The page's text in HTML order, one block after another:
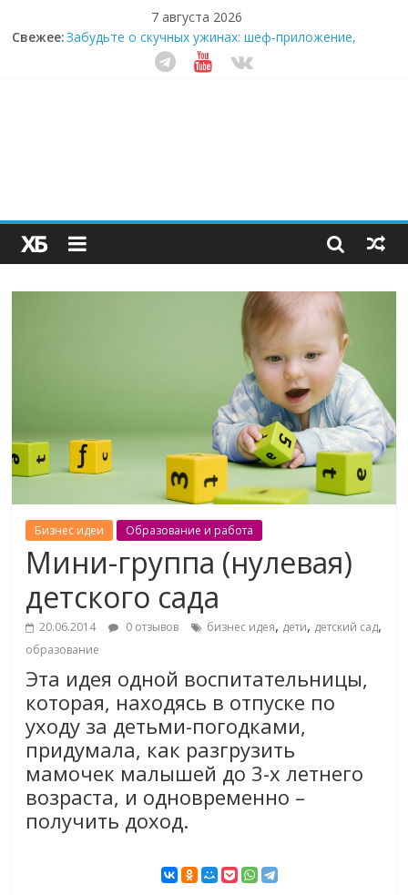
7 августа 2026
Свежее:Забудьте о скучных ужинах: шеф-приложение,
которое видит вашу еду насквозь
Небо зовёт: как бизнес на полётах дронов и
Секрет супергидратации: почему кокосовая вода с
пребиотиками становится главным трендом
здорового питания
Бизнес идеи Образование и работа
Мини-группа (нулевая)
детского сада
20.06.2014 0 отзывов бизнес идея, дети, детский сад,
образование
Эта идея одной воспитательницы,
которая, находясь в отпуске по
уходу за детьми-погодками,
придумала, как разгрузить
мамочек малышей до 3-х летнего
возраста, и одновременно –
получить доход.